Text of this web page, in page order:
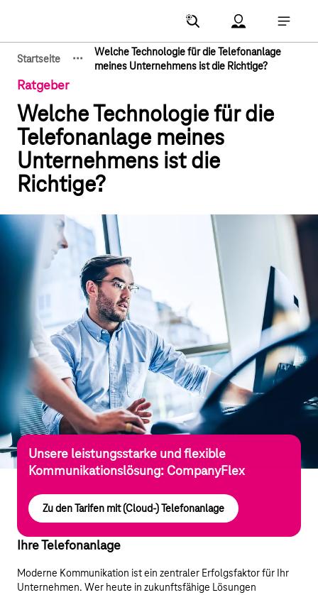
Account Menu
Startseite
Zeige verborgene Breadcrumb-Elemente
···
Welche Technologie für die Telefonanlage
meines Unternehmens ist die Richtige?
Ratgeber
Welche Technologie für die
Telefonanlage meines
Unternehmens ist die
Richtige?
Unsere leistungsstarke und flexible
Kommunikationslösung: CompanyFlex
Zu den Tarifen mit (Cloud-) Telefonanlage
Ihre Telefonanlage
Moderne Kommunikation ist ein zentraler Erfolgsfaktor für Ihr
Unternehmen. Wer heute in zukunftsfähige Lösungen